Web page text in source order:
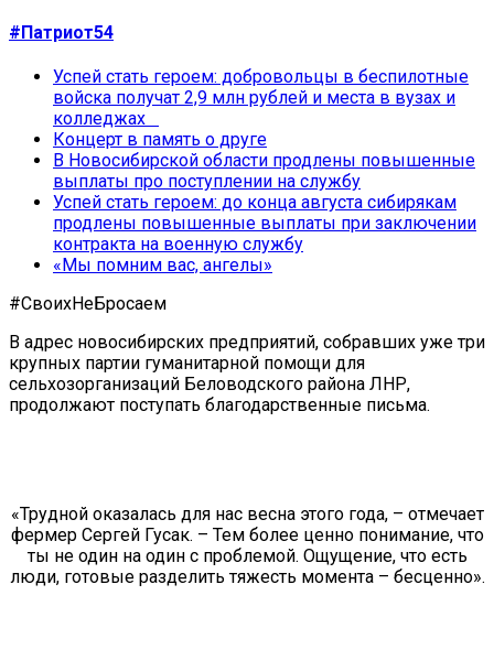
#Патриот54
Успей стать героем: добровольцы в беспилотные
войска получат 2,9 млн рублей и места в вузах и
колледжах
Концерт в память о друге
В Новосибирской области продлены повышенные
выплаты про поступлении на службу
Успей стать героем: до конца августа сибирякам
продлены повышенные выплаты при заключении
контракта на военную службу
«Мы помним вас, ангелы»
#СвоихНеБросаем
В адрес новосибирских предприятий, собравших уже три
крупных партии гуманитарной помощи для
сельхозорганизаций Беловодского района ЛНР,
продолжают поступать благодарственные письма.
«Трудной оказалась для нас весна этого года, – отмечает
фермер Сергей Гусак. – Тем более ценно понимание, что
ты не один на один с проблемой. Ощущение, что есть
люди, готовые разделить тяжесть момента – бесценно».